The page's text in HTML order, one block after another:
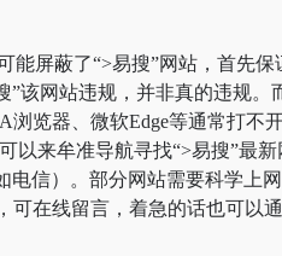
能屏蔽了“>易搜”网站，首先
该网站违规，并非真的违规
览器、微软Edge等通常打不
来牟准导航寻找“>易搜”最
信）。部分网站需要科学上
在线留言，着急的话也可以